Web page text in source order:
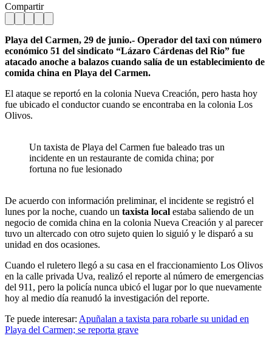
Compartir
Playa del Carmen, 29 de junio.- Operador del taxi con número
económico 51 del sindicato “Lázaro Cárdenas del Rio” fue
atacado anoche a balazos cuando salía de un establecimiento de
comida china en Playa del Carmen.
El ataque se reportó en la colonia Nueva Creación, pero hasta hoy
fue ubicado el conductor cuando se encontraba en la colonia Los
Olivos.
Un taxista de Playa del Carmen fue baleado tras un
incidente en un restaurante de comida china; por
fortuna no fue lesionado
De acuerdo con información preliminar, el incidente se registró el
lunes por la noche, cuando un taxista local estaba saliendo de un
negocio de comida china en la colonia Nueva Creación y al parecer
tuvo un altercado con otro sujeto quien lo siguió y le disparó a su
unidad en dos ocasiones.
Cuando el ruletero llegó a su casa en el fraccionamiento Los Olivos
en la calle privada Uva, realizó el reporte al número de emergencias
del 911, pero la policía nunca ubicó el lugar por lo que nuevamente
hoy al medio día reanudó la investigación del reporte.
Te puede interesar: Apuñalan a taxista para robarle su unidad en
Playa del Carmen; se reporta grave